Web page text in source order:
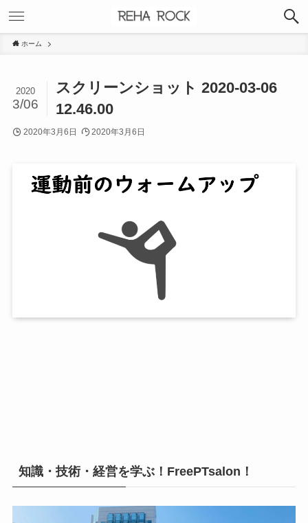
ホーム
スクリーンショット 2020-03-06
12.46.00
2020
3/06
2020年3月6日 2020年3月6日
知識・技術・経営を学ぶ！FreePTsalon！